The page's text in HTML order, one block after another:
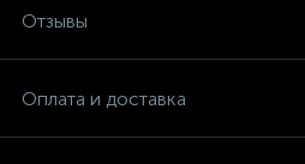
Отзывы
Оплата и доставка